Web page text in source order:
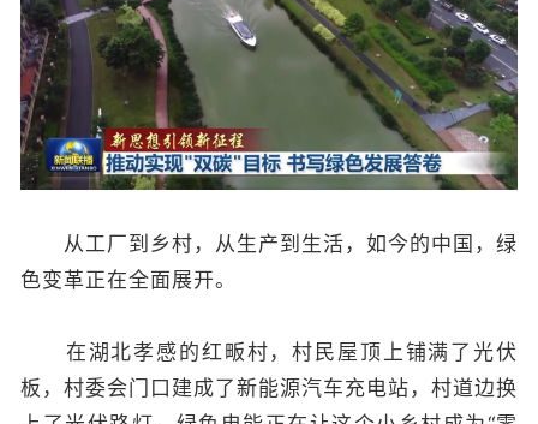
从工厂到乡村，从生产到生活，如今的中国，绿
色变革正在全面展开。
在湖北孝感的红畈村，村民屋顶上铺满了光伏
板，村委会门口建成了新能源汽车充电站，村道边换